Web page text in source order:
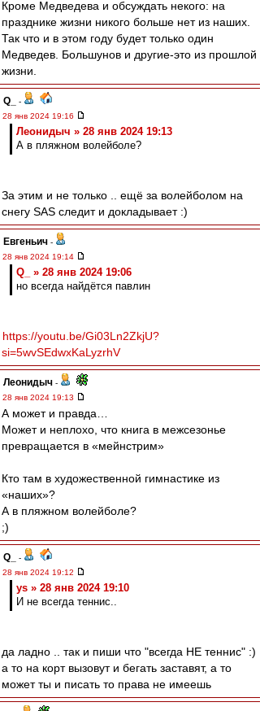
Кроме Медведева и обсуждать некого: на
празднике жизни никого больше нет из наших.
Так что и в этом году будет только один
Медведев. Большунов и другие-это из прошлой
жизни.
Q_
-
28 янв 2024 19:16
Леонидыч » 28 янв 2024 19:13
А в пляжном волейболе?
За этим и не только .. ещё за волейболом на
снегу SAS следит и докладывает :)
Евгеньич -
28 янв 2024 19:14
Q_ » 28 янв 2024 19:06
но всегда найдётся павлин
https://youtu.be/Gi03Ln2ZkjU?
si=5wvSEdwxKaLyzrhV
Леонидыч -
28 янв 2024 19:13
А может и правда…
Может и неплохо, что книга в межсезонье
превращается в «мейнстрим»
Кто там в художественной гимнастике из
«наших»?
А в пляжном волейболе?
;)
Q_
-
28 янв 2024 19:12
ys » 28 янв 2024 19:10
И не всегда теннис..
да ладно .. так и пиши что "всегда НЕ теннис" :)
а то на корт вызовут и бегать заставят, а то
может ты и писать то права не имеешь